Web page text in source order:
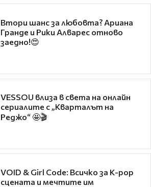
Втори шанс за любовта? Ариана
Гранде и Рики Алварес отново
заедно!😍
VESSOU влиза в света на онлайн
сериалите с „Кварталът на
Реджо“ 🤩🎬
VOID & Girl Code: Всичко за K-pop
сцената и мечтите им